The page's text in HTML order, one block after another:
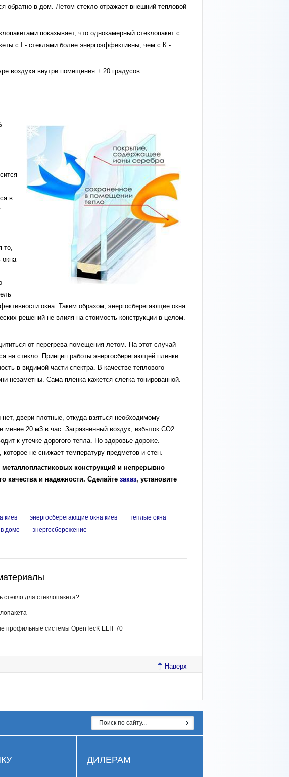
обратно в дом. Летом стекло отражает внешний тепловой
показывает, что однокамерный стеклопакет с
с I - стеклами более энергоэффективны, чем с К -
воздуха внутри помещения + 20 градусов.
в
то,
окна
окна. Таким образом, энергосберегающие окна
решений не влияя на стоимость конструкции в целом.
от перегрева помещения летом. На этот случай
на стекло. Принцип работы энергосберегающей пленки
в видимой части спектра. В качестве теплового
незаметны. Сама пленка кажется слегка тонированной.
двери плотные, откуда взяться необходимому
менее 20 м3 в час. Загрязненный воздух, избыток СО2
к утечке дорогого тепла. Но здоровье дороже.
не снижает температуру предметов и стен.
металлопластиковых конструкций и непрерывно
качества и надежности. Сделайте заказ, установите
киев энергосберегающие окна киев
теплые окна
доме энергосбережение
стекло для стеклопакета?
профильные системы OpenTecK ELIT 70
Наверх
ДИЛЕРАМ